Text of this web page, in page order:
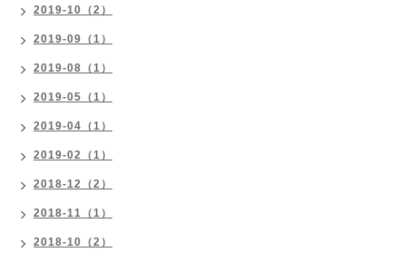
2019-10（2）
2019-09（1）
2019-08（1）
2019-05（1）
2019-04（1）
2019-02（1）
2018-12（2）
2018-11（1）
2018-10（2）